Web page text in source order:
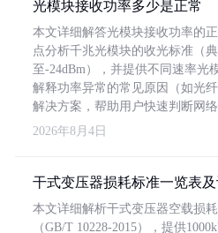
光模块接收功率多少是正常
本文详细解答光模块接收功率的
点分析千兆光模块的收光标准（
至-24dBm），并提供不同速率光
解释功率异常的常见原因（如光
解决方案，帮助用户快速判断网络
2026年8月4日
干式变压器损耗标准一览表
本文详细解析干式变压器空载损
（GB/T 10228-2015），提供